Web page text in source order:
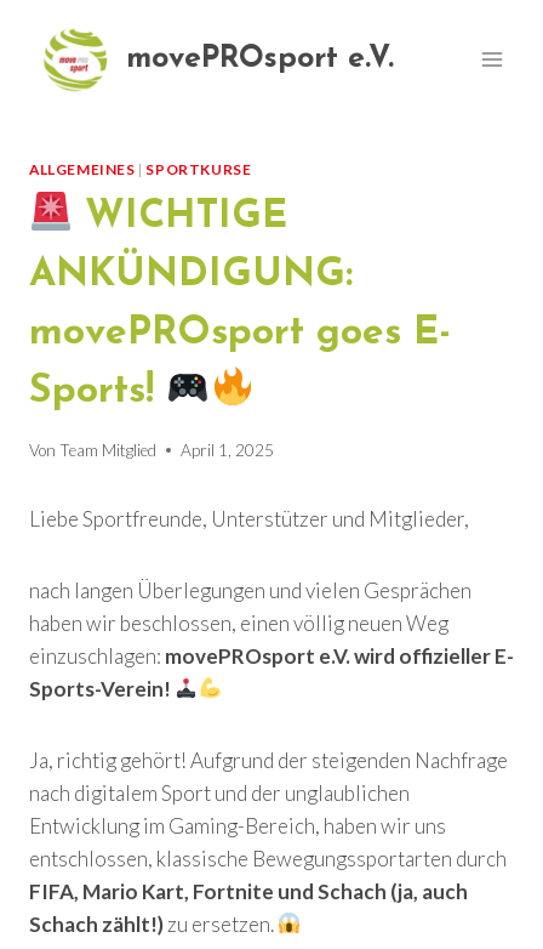
Inhalt
springen
movePROsport e.V.
ALLGEMEINES | SPORTKURSE
WICHTIGE
ANKÜNDIGUNG:
movePROsport goes E-
Sports!
Von Team Mitglied April 1, 2025
Liebe Sportfreunde, Unterstützer und Mitglieder,
nach langen Überlegungen und vielen Gesprächen
haben wir beschlossen, einen völlig neuen Weg
einzuschlagen: movePROsport e.V. wird offizieller E-
Sports-Verein!
Ja, richtig gehört! Aufgrund der steigenden Nachfrage
nach digitalem Sport und der unglaublichen
Entwicklung im Gaming-Bereich, haben wir uns
entschlossen, klassische Bewegungssportarten durch
FIFA, Mario Kart, Fortnite und Schach (ja, auch
Schach zählt!)zu ersetzen.